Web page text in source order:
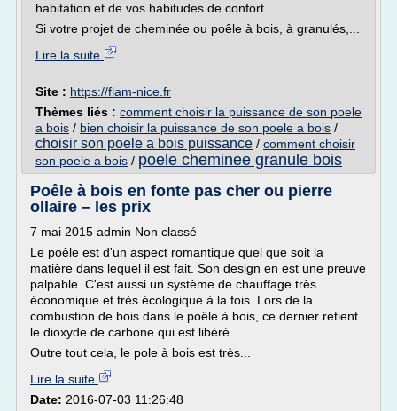
habitation et de vos habitudes de confort.
Si votre projet de cheminée ou poêle à bois, à granulés,...
Lire la suite
Site : https://flam-nice.fr
Thèmes liés : comment choisir la puissance de son poele
a bois / bien choisir la puissance de son poele a bois /
choisir son poele a bois puissance / comment choisir
son poele a bois / poele cheminee granule bois
Poêle à bois en fonte pas cher ou pierre
ollaire – les prix
7 mai 2015 admin Non classé
Le poêle est d'un aspect romantique quel que soit la
matière dans lequel il est fait. Son design en est une preuve
palpable. C'est aussi un système de chauffage très
économique et très écologique à la fois. Lors de la
combustion de bois dans le poêle à bois, ce dernier retient
le dioxyde de carbone qui est libéré.
Outre tout cela, le pole à bois est très...
Lire la suite
Date: 2016-07-03 11:26:48